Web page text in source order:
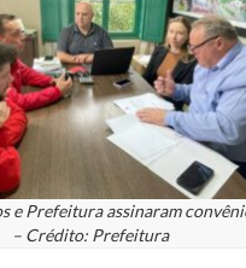
e Prefeitura assinaram
– Crédito: Prefeitura